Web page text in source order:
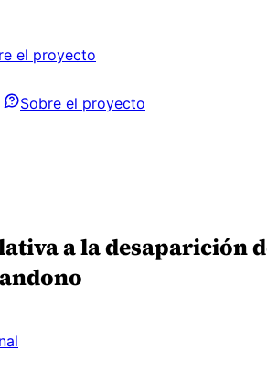
el proyecto
Sobre el proyecto
a la desaparición